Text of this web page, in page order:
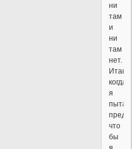
ни
там
и
ни
там
нет.
Итак,
когда
я
что
бы